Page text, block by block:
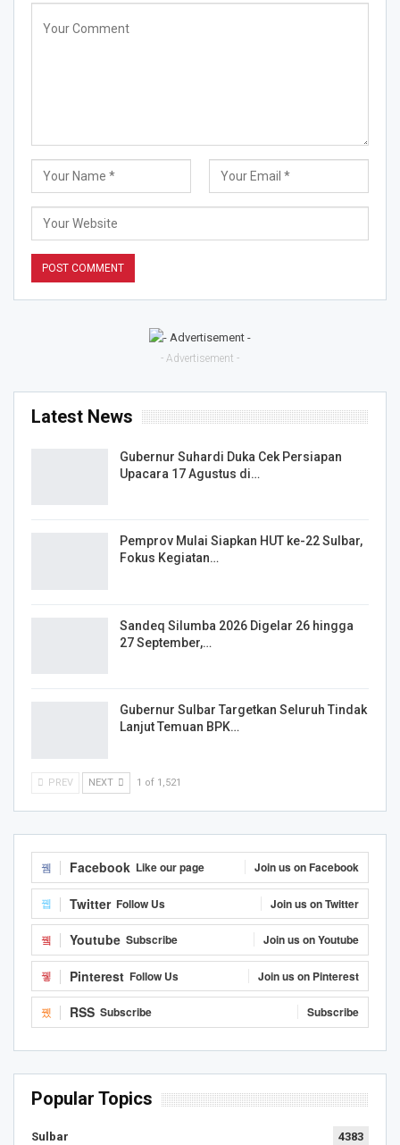
- Advertisement -
Latest News
Gubernur Suhardi Duka Cek Persiapan
Upacara 17 Agustus di…
Pemprov Mulai Siapkan HUT ke-22 Sulbar,
Fokus Kegiatan…
Sandeq Silumba 2026 Digelar 26 hingga
27 September,…
Gubernur Sulbar Targetkan Seluruh Tindak
Lanjut Temuan BPK…
PREV NEXT 1 of 1,521
Facebook Like our page Join us on Facebook
Twitter Follow Us Join us on Twitter
Youtube Subscribe Join us on Youtube
Pinterest Follow Us Join us on Pinterest
RSS Subscribe Subscribe
Popular Topics
Sulbar 4383